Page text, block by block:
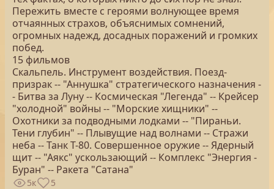
Пережить вместе с героями волнующее время
отчаянных страхов, объяснимых сомнений,
огромных надежд, досадных поражений и громких
побед.
15 фильмов
Скальпель. Инструмент воздействия. Поезд-
призрак -- "Аннушка" стратегического назначения -
- Битва за Луну -- Космическая "Легенда" -- Крейсер
"холодной" войны -- "Морские хищники" --
Охотники за подводными лодками -- "Пираньи.
Тени глубин" -- Плывущие над волнами -- Стражи
неба -- Танк Т-80. Совершенное оружие -- Ядерный
щит -- "Аякс" ускользающий -- Комплекс "Энергия -
Буран" -- Ракета "Сатана"
5к 5